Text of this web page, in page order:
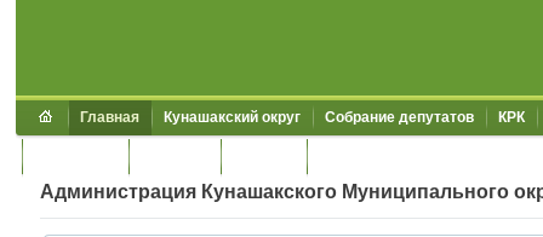
Главная Кунашакский округ Собрание депутатов КРК
Администрация Кунашакского Муниципального